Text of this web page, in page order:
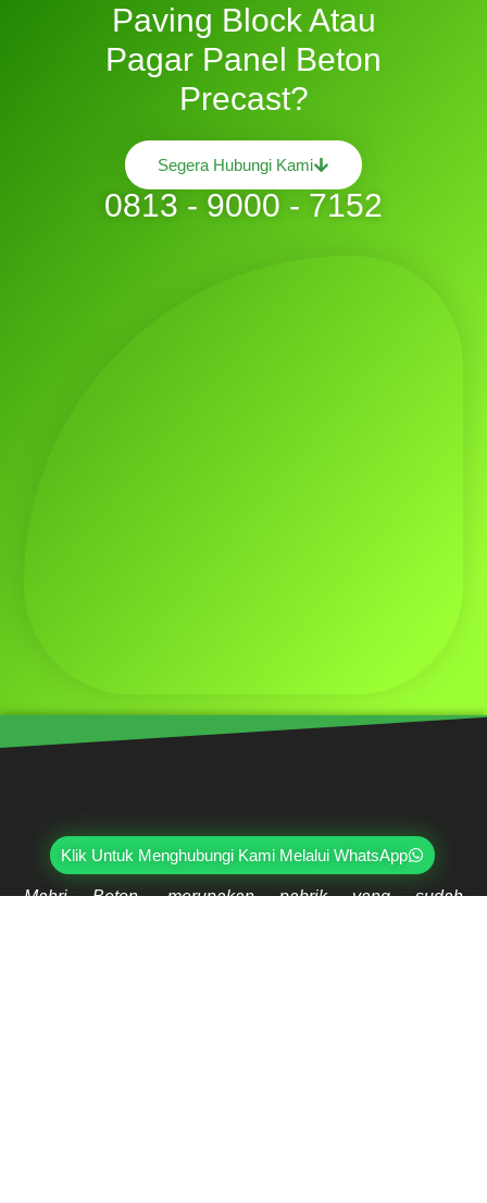
Klik Untuk Menghubungi Kami Melalui WhatsApp
Paving Block Atau
Pagar Panel Beton
Precast?
Segera Hubungi Kami
0813 - 9000 - 7152
Mahri Beton, merupakan pabrik yang sudah